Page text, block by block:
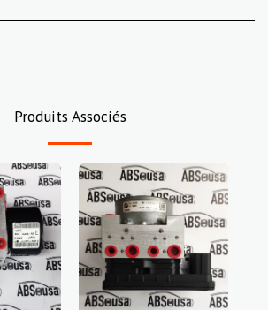
Produits Associés